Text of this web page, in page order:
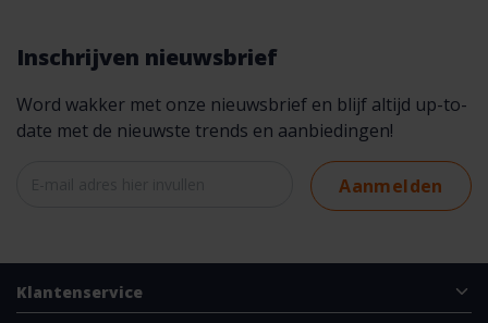
Inschrijven nieuwsbrief
Word wakker met onze nieuwsbrief en blijf altijd up-to-
date met de nieuwste trends en aanbiedingen!
Aanmelden
Klantenservice